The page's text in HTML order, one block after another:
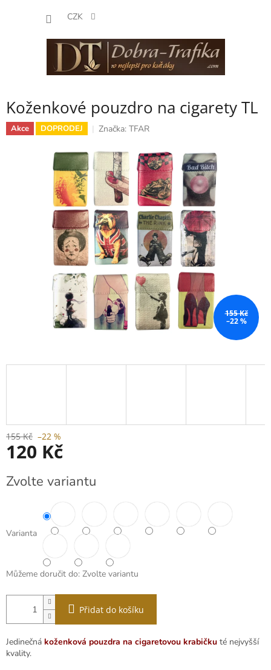
CZK
Koženkové pouzdro na cigarety TL
Akce DOPRODEJ Značka: TFAR
155 Kč
–22 %
155 Kč –22 %
120 Kč
cena:
Zvolte variantu
Varianta
Můžeme doručit do: Zvolte variantu
Přidat do košíku
Jedinečná koženková pouzdra na cigaretovou krabičku té nejvyšší
kvality.